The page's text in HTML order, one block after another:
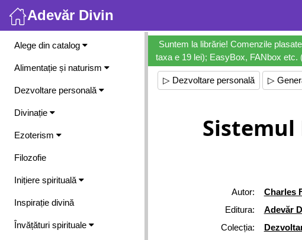
Adevăr Divin
Meniu
Alege din catalog
Alimentație și naturism
Dezvoltare personală
Divinație
Ezoterism
Filozofie
Inițiere spirituală
Inspirație divină
Învățături spirituale
Suntem la librărie! Comenzile
taxa e 19 lei); EasyBox, FANbox
▷ Dezvoltare personală ▷
Autor:
Charles
Editura:
Adevăr
Colecția: